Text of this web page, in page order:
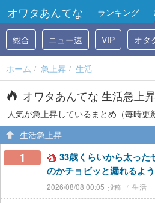
オワタあんてな ランキング
総合 ニュー速 VIP オタ
ホーム 急上昇 生活
オワタあんてな 生活急上昇
人気が急上昇しているまとめ（毎時更
生活急上昇
1
33歳くらいから太った
のかチョビッと漏れるよ
2026/08/08 00:05 生活